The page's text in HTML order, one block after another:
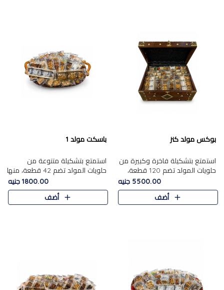
بوكس مولد كنز
استمتع بتشكيلة فاخرة وكبيرة من
حلويات المولد تضم 120 قطعة،
5500.00 جنيه
أضف
باسكت مولد 1
استمتع بتشكيلة متنوعة من
حلويات المولد تضم 42 قطعة، منها
علي بابا بالمكسرات و،.....1800.00 جنيه
أضف